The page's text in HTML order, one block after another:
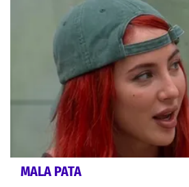
MALA PATA